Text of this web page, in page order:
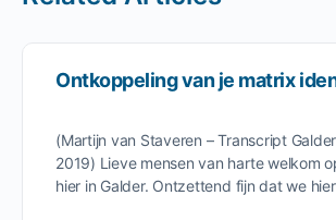
Ontkoppeling van je matrix
(Martijn van Staveren – Transcript
2019) Lieve mensen van harte welkom
hier in Galder. Ontzettend fijn dat we